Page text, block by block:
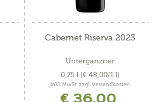
Cabernet Riserva 2023
Unterganzner
0,75 l (€ 48,00/1 l)
inkl. MwSt. zzgl. Versandkosten
€ 36,00